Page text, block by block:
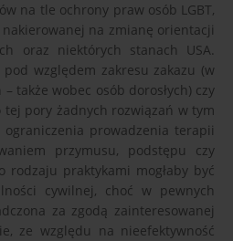
na tle ochrony praw osób LGBT,
na zmianę orientacji
oraz niektórych stanach USA.
względem zakresu zakazu (w
także wobec osób dorosłych) czy
pory żadnych rozwiązań w tym
prowadzenia terapii
przymusu, podstępu czy
rodzaju praktykami mogłaby być
cywilnej, choć w pewnych
za zgodą zainteresowanej
ze względu na nieefektywność